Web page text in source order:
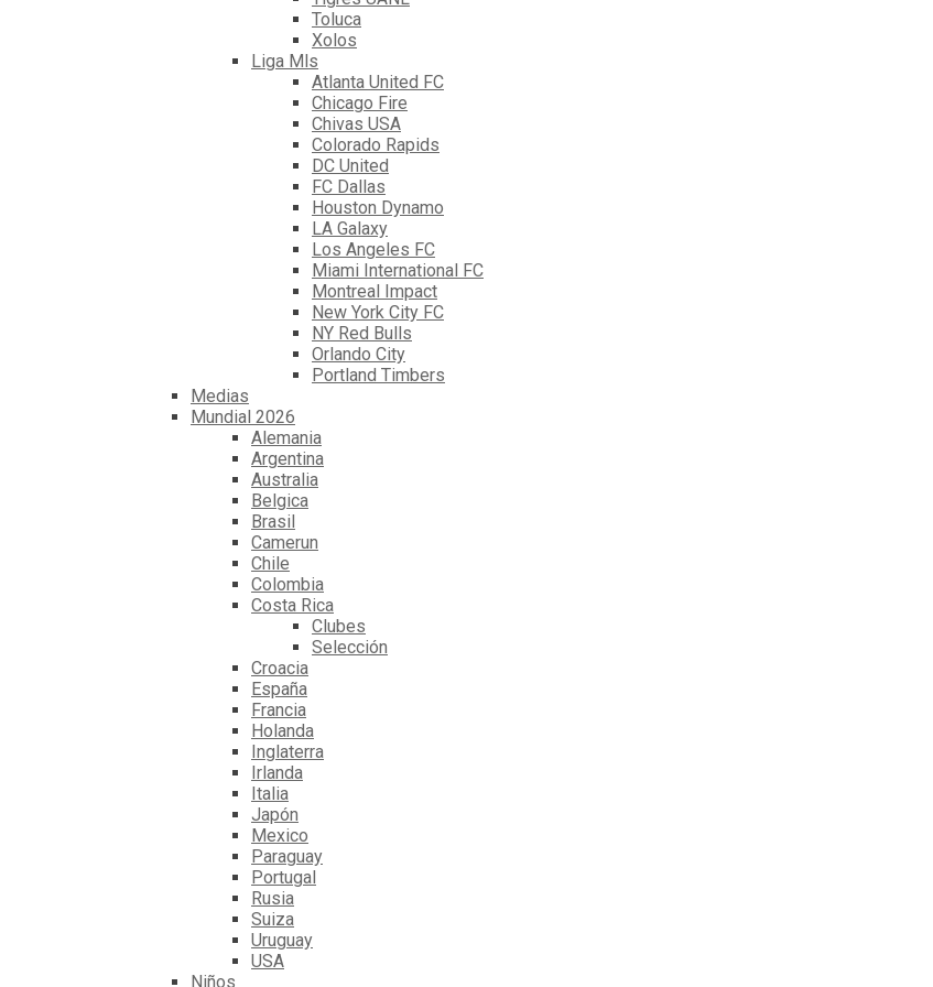
Toluca
Xolos
Liga Mls
Atlanta United FC
Chicago Fire
Chivas USA
Colorado Rapids
DC United
FC Dallas
Houston Dynamo
LA Galaxy
Los Angeles FC
Miami International FC
Montreal Impact
New York City FC
NY Red Bulls
Orlando City
Portland Timbers
Medias
Mundial 2026
Alemania
Argentina
Australia
Belgica
Brasil
Camerun
Chile
Colombia
Costa Rica
Clubes
Selección
Croacia
España
Francia
Holanda
Inglaterra
Irlanda
Italia
Japón
Mexico
Paraguay
Portugal
Rusia
Suiza
Uruguay
USA
Niños